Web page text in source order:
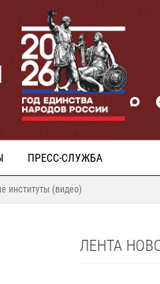
ПРЕСС-СЛУЖБА
институты (видео)
ЛЕНТА